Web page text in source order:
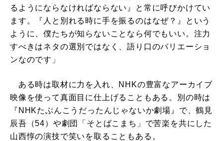
るようにならなければならない』と常に呼びかけてい
ます。『人と別れる時に手を振るのはなぜ？』という
ように、僕たちが知らないことなら何でもいい。注力
すべきはネタの選別ではなく、語り口のバリエーショ
ンなのです」
ある時は取材に力を入れ、NHKの豊富なアーカイブ
映像を使って真面目に仕上げることもある。別の時は
『NHKたぶんこうだったんじゃないか劇場』で、鶴見
辰吾（54）や劇団「そとばこまち」で苦楽を共にした
山西惇の演技で笑いを取ることもある。